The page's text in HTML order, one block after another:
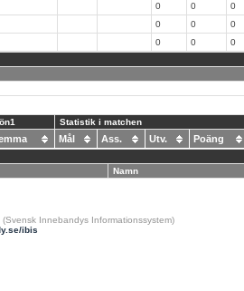
0 0
0
0 0
0
0 0
0
Statistik i matchen
Mål Ass. Utv. Poäng
Namn
Innebandys Informationssystem)
ibis